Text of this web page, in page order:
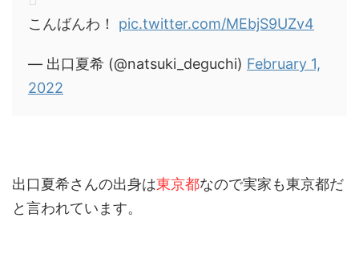
こんばんわ！ pic.twitter.com/MEbjS9UZv4
— 出口夏希 (@natsuki_deguchi) February 1,
2022
出口夏希さんの出身は東京都なので実家も東京都だ
と言われています。